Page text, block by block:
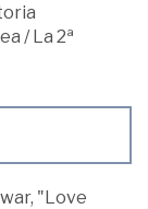
/La 2ª
"Love